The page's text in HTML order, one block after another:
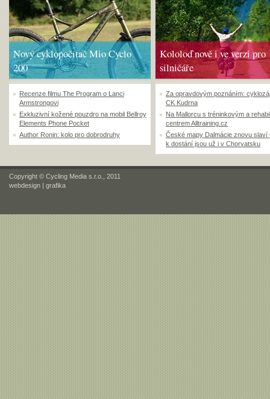
Nový cyklopočítač Mio Cyclo
200
Recenze filmu The Program o Lanci
Armstrongovi
Exkluzivní kožené pouzdro na mobil Bellroy
Elements Phone Pocket
Author Ronin: kolo pro dobrodruhy
Kololoď nově i ve verzi pro
silničáře
Za opravdovým poznáním:
CK Kudrna
Na Mallorcu s tréninkovým a
centrem Alltraining.cz
České mapy Dalmácie znovu slaví
k dostání jsou už i v Chorvatsku
Copyright © Cycling Media s.r.o., 2011
webdesign | grafika